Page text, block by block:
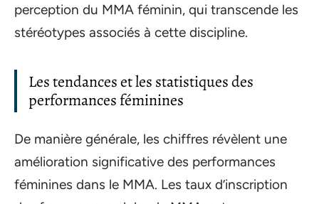
perception du MMA féminin, qui transcende les
stéréotypes associés à cette discipline.
Les tendances et les statistiques des
performances féminines
De manière générale, les chiffres révèlent une
amélioration significative des performances
féminines dans le MMA. Les taux d’inscription